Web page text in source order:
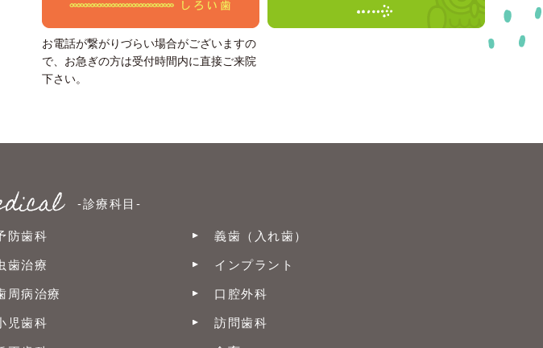
お電話が繋がりづらい場合がございますの
で、お急ぎの方は受付時間内に直接ご来院
下さい。
-診療科目-
防歯科
歯治療
周病治療
児歯科
義歯（入れ歯）
インプラント
口腔外科
訪問歯科